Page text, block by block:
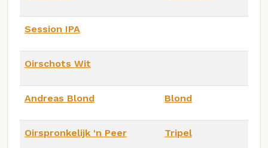
Session IPA
Oirschots Wit
Andreas Blond Blond
Oirspronkelijk 'n Peer Tripel